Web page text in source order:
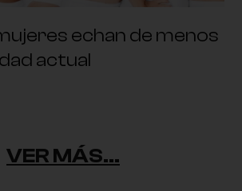
echan de menos
actual
VER MÁS...